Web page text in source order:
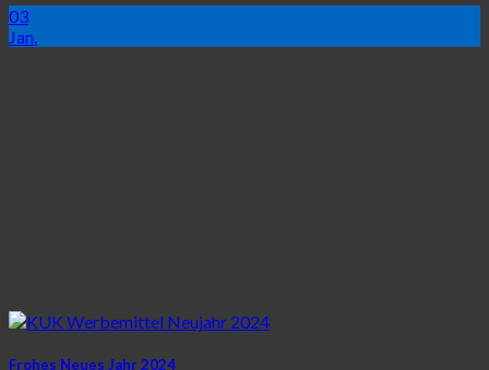
03
Jan.
Frohes Neues Jahr 2024